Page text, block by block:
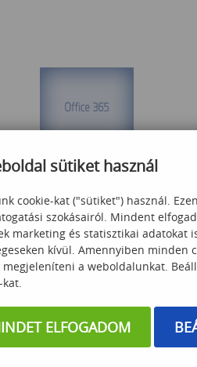
Office 365 felhasználóknak
149 000 Ft
sütiket használ
cookie-kat ("sütiket") használ.
szokásairól. Mindent
marketing és statisztikai adatokat
kívül. Amennyiben minden
a weboldalunkat.
ELFOGADOM